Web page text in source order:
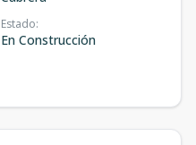
Estado:
En Construcción